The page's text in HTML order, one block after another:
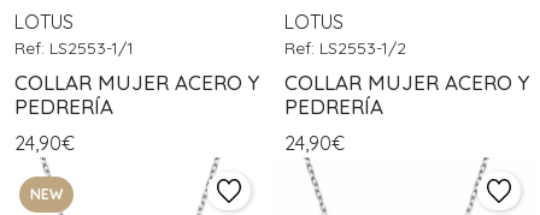
LOTUS
Ref: LS2553-1/1
COLLAR MUJER ACERO Y
PEDRERÍA
24,90€
LOTUS
Ref: LS2553-1/2
COLLAR MUJER ACERO Y
PEDRERÍA
24,90€
NEW